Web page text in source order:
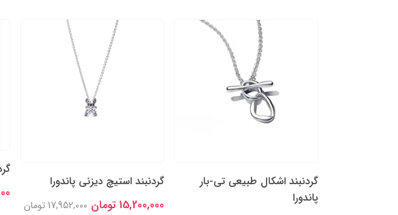
گردنبند اشکال طبیعی تی-بار
پاندورا
گردنبند استیچ دیزنی پاندورا
15,200,000 تومان 17,952,000 تومان